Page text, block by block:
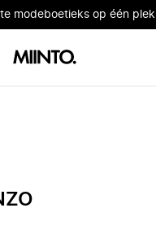
modeboetieks op één plek